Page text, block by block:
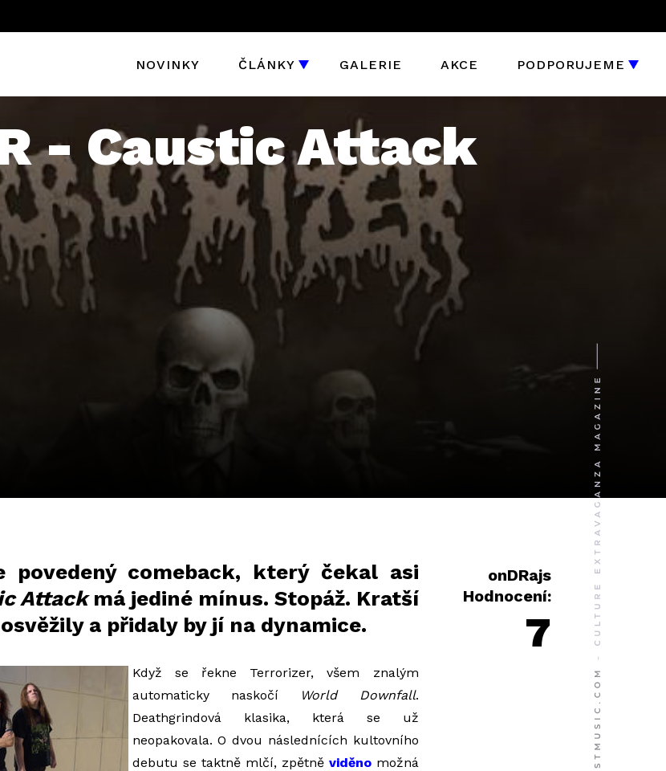
NOVINKY ČLÁNKY GALERIE AKCE PODPORUJEME
- Caustic Attack
onDRajs
Hodnocení:
7
povedený comeback, který čekal asi
Attackmá jediné mínus. Stopáž. Kratší
a přidaly by jí na dynamice.
Když se řekne Terrorizer, všem znalým
automaticky naskočí
World Downfall.
Deathgrindová klasika, která se už
neopakovala. O dvou následnících kultovního
debutu se taktně mlčí, zpětně viděnomožná